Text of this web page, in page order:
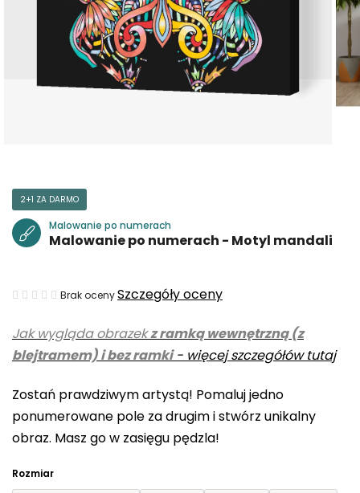
Jak wygląda obrazekz ramką wewnętrzną (z
blejtramem) i bez ramki- więcej szczegółów tutaj
Zostań prawdziwym artystą! Pomaluj jedno
ponumerowane pole za drugim i stwórz unikalny
obraz. Masz go w zasięgu pędzla!
Rozmiar
2+1 ZA DARMO
Malowanie po numerach
Malowanie po numerach - Motyl mandali
Średnia
produktu
wynosi
na
5
gwiazdek.
Brak ocenySzczegóły oceny